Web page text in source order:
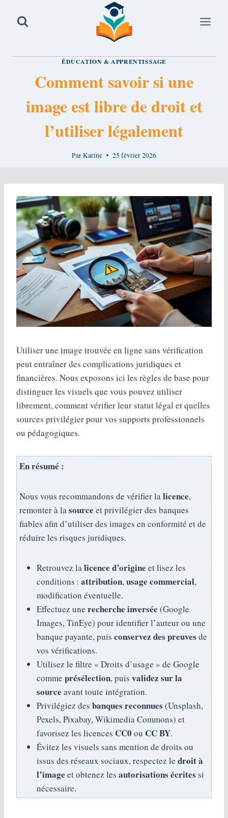
ÉDUCATION & APPRENTISSAGE
Comment savoir si une
image est libre de droit et
l’utiliser légalement
ParKarine 25 février 2026
Utiliser une image trouvée en ligne sans vérification
peut entraîner des complications juridiques et
financières. Nous exposons ici les règles de base pour
distinguer les visuels que vous pouvez utiliser
librement, comment vérifier leur statut légal et quelles
sources privilégier pour vos supports professionnels
ou pédagogiques.
En résumé :
Nous vous recommandons de vérifier lalicence,
remonter à lasource et privilégier des banques
fiables afin d’utiliser des images en conformité et de
réduire les risques juridiques.
Retrouvez lalicence d’origine et lisez les
conditions : attribution,usage commercial,
modification éventuelle.
Effectuez une recherche inversée (Google
Images, TinEye) pour identifier l’auteur ou une
banque payante, puis conservez des preuves de
vos vérifications.
Utilisez le filtre « Droits d’usage » de Google
comme présélection, puis validez sur la
source avant toute intégration.
Privilégiez des banques reconnues (Unsplash,
Pexels, Pixabay, Wikimedia Commons) et
favorisez les licences CC0 ou CC BY.
Évitez les visuels sans mention de droits ou
issus des réseaux sociaux, respectez le droit à
l’image et obtenez les autorisations écrites si
nécessaire.